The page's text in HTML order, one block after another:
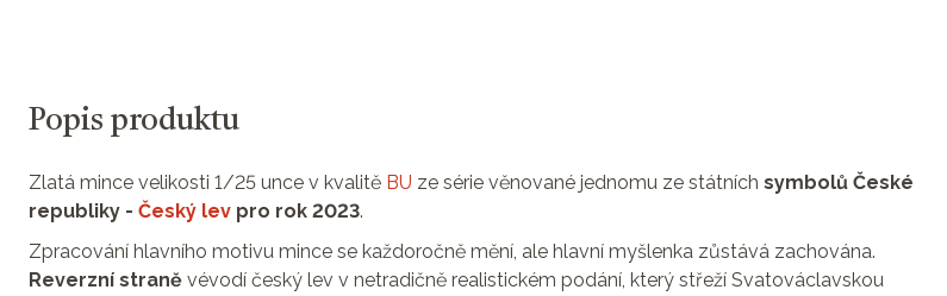
Popis produktu
Zlatá mince velikosti 1/25 unce v kvalitě BU ze série věnované jednomu ze státních symbolů České
republiky - Český lev pro rok 2023.
Zpracování hlavního motivu mince se každoročně mění, ale hlavní myšlenka zůstává zachována.
Reverzní straně vévodí český lev v netradičně realistickém podání, který střeží Svatováclavskou